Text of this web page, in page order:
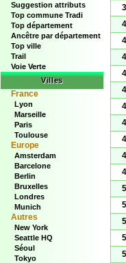
Suggestion attributs
Top commune Tradi
Top département
Ancêtre par département
Top ville
Trail
Voie Verte
Villes
France
Lyon
Marseille
Paris
Toulouse
Europe
Amsterdam
Barcelone
Berlin
Bruxelles
Londres
Munich
Autres
New York
Seattle HQ
Séoul
Tokyo